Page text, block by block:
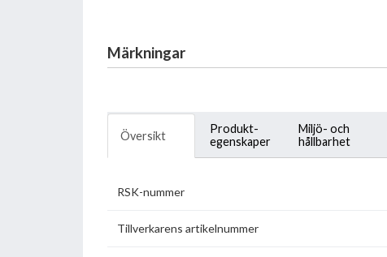
Märkningar
Översikt
Produkt-
egenskaper
Miljö- och
hållbarhet
RSK-nummer
Tillverkarens artikelnummer